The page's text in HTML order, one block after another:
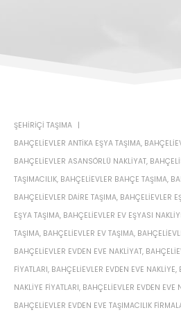
ŞEHIRIÇI TAŞIMA
BAHÇELIEVLER ANTIKA EŞYA TAŞIMA,
BAHÇELIEVLER ASANSÖRLÜ NAKLIYAT,
TAŞIMACILIK, BAHÇELIEVLER BAHÇE TAŞIMA,
BAHÇELIEVLER DAIRE TAŞIMA, BAHÇELIEVLER
EŞYA TAŞIMA, BAHÇELIEVLER EV EŞYASI
TAŞIMA, BAHÇELIEVLER EV TAŞIMA,
BAHÇELIEVLER EVDEN EVE NAKLIYAT,
FIYATLARI, BAHÇELIEVLER EVDEN EVE NAKLIYE,
NAKLIYE FIYATLARI, BAHÇELIEVLER EVDEN EVE
BAHÇELIEVLER EVDEN EVE TAŞIMACILIK